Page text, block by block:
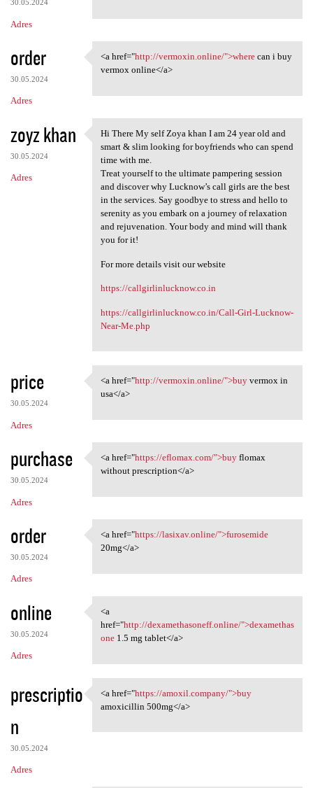
30.05.2024
Adres
order
30.05.2024
Adres
<a href="http://vermoxin
<a href="http://vermoxin.online/">wherecan i buy
vermox online</a>
zoyz khan
30.05.2024
Adres
Hi There My self Zoya khan I
Hi There My self Zoya khan I am 24 year old and
smart & slim looking for boyfriends who can spend
time with me.
Treat yourself to the ultimate pampering session
and discover why Lucknow’s call girls are the best
in the services. Say goodbye to stress and hello to
serenity as you embark on a journey of relaxation
and rejuvenation. Your body and mind will thank
you for it!
For more details visit our website
https://callgirlinlucknow.co.in
https://callgirlinlucknow.co.in/Call-Girl-Lucknow-
Near-Me.php
price
30.05.2024
Adres
<a href="http://vermoxin
<a href="http://vermoxin.online/">buyvermox in
usa</a>
purchase
30.05.2024
Adres
<a href="https://eflomax.com/
<a href="https://eflomax.com/">buyflomax
without prescription</a>
order
30.05.2024
Adres
<a href="https://lasixav
<a href="https://lasixav.online/">furosemide
20mg</a>
online
30.05.2024
Adres
<a href="http:/
<a
href="http://dexamethasoneff.online/">dexamethas
one1.5 mg tablet</a>
prescriptio
n
30.05.2024
Adres
<a href="https://amoxil
<a href="https://amoxil.company/">buy
amoxicillin 500mg</a>